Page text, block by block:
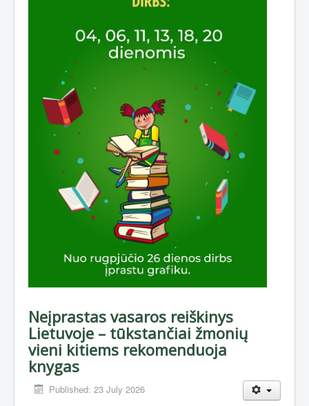
Neįprastas vasaros reiškinys
Lietuvoje – tūkstančiai žmonių
vieni kitiems rekomenduoja
knygas
Published: 23 July 2026